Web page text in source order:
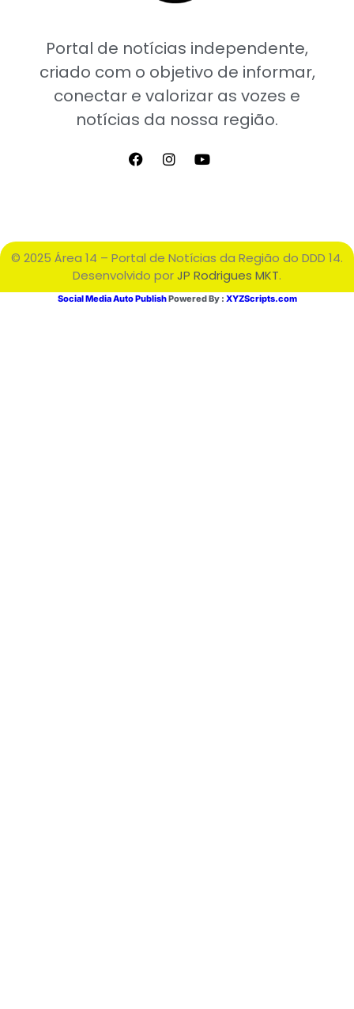
Portal de notícias independente,
criado com o objetivo de informar,
conectar e valorizar as vozes e
notícias da nossa região.
© 2025 Área 14 – Portal de Notícias da Região do DDD 14.
Desenvolvido porJP Rodrigues MKT.
Social Media Auto PublishPowered By : XYZScripts.com